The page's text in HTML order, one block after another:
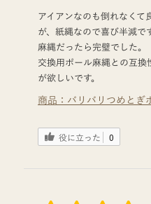
アイアンなのも倒れなくて
が、紙縄なので喜び半減で
麻縄だったら完璧でした。
交換用ポール麻縄との互
が欲しいです。
商品： バリバリつめとぎ
役に立った 0